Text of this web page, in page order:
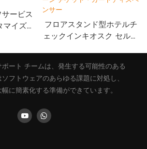
ービス
イズさ
フロアスタンド型ホテルチ
ェックインキオスク セルフ
カードディスペンサー
ート チームは、発生する可能性のある
フトウェアのあらゆる課題に対処し、
に簡素化する準備ができています。